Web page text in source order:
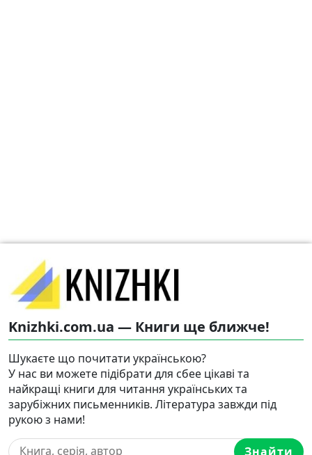
Knizhki.com.ua — Книги ще ближче!
Шукаєте що почитати українською?
У нас ви можете підібрати для сбее цікаві та
найкращі книги для читання українських та
зарубіжних письменників. Література завжди під
рукою з нами!
Знайти